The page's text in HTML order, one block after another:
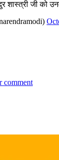
शास्त्री जी को
comment